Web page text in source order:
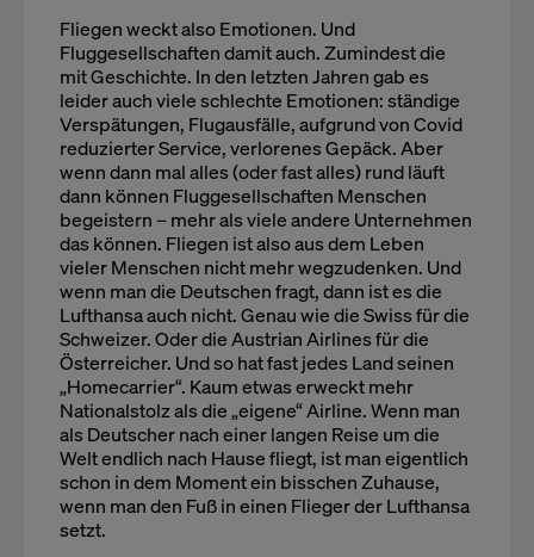
Fliegen weckt also Emotionen. Und
Fluggesellschaften damit auch. Zumindest die
mit Geschichte. In den letzten Jahren gab es
leider auch viele schlechte Emotionen: ständige
Verspätungen, Flugausfälle, aufgrund von Covid
reduzierter Service, verlorenes Gepäck. Aber
wenn dann mal alles (oder fast alles) rund läuft
dann können Fluggesellschaften Menschen
begeistern – mehr als viele andere Unternehmen
das können. Fliegen ist also aus dem Leben
vieler Menschen nicht mehr wegzudenken. Und
wenn man die Deutschen fragt, dann ist es die
Lufthansa auch nicht. Genau wie die Swiss für die
Schweizer. Oder die Austrian Airlines für die
Österreicher. Und so hat fast jedes Land seinen
„Homecarrier“. Kaum etwas erweckt mehr
Nationalstolz als die „eigene“ Airline. Wenn man
als Deutscher nach einer langen Reise um die
Welt endlich nach Hause fliegt, ist man eigentlich
schon in dem Moment ein bisschen Zuhause,
wenn man den Fuß in einen Flieger der Lufthansa
setzt.